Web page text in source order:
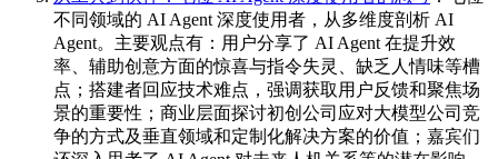
不同领域的 AI Agent 深度使用者，从多维度剖析 AI
Agent。主要观点有：用户分享了 AI Agent 在提升效
率、辅助创意方面的惊喜与指令失灵、缺乏人情味等槽
点；搭建者回应技术难点，强调获取用户反馈和聚焦场
景的重要性；商业层面探讨初创公司应对大模型公司竞
争的方式及垂直领域和定制化解决方案的价值；嘉宾们